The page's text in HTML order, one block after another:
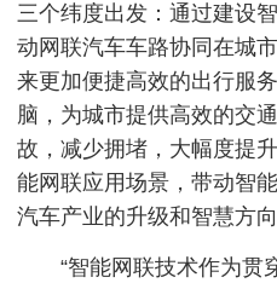
三个纬度出发：通过建设
动网联汽车车路协同在城
来更加便捷高效的出行服
脑，为城市提供高效的交
故，减少拥堵，大幅度提
能网联应用场景，带动智
汽车产业的升级和智慧方
“智能网联技术作为贯